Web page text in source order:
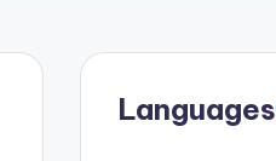
Languages